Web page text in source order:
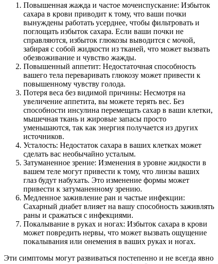
Повышенная жажда и частое мочеиспускание: Избыток
сахара в крови приводит к тому, что ваши почки
вынуждены работать усерднее, чтобы фильтровать и
поглощать избыток сахара. Если ваши почки не
справляются, избыток глюкозы выводится с мочой,
забирая с собой жидкости из тканей, что может вызвать
обезвоживание и чувство жажды.
Повышенный аппетит: Недостаточная способность
вашего тела переваривать глюкозу может привести к
повышенному чувству голода.
Потеря веса без видимой причины: Несмотря на
увеличение аппетита, вы можете терять вес. Без
способности инсулина перемещать сахар в ваши клетки,
мышечная ткань и жировые запасы просто
уменьшаются, так как энергия получается из других
источников.
Усталость: Недостаток сахара в ваших клетках может
сделать вас необычайно усталым.
Затуманенное зрение: Изменения в уровне жидкости в
вашем теле могут привести к тому, что линзы ваших
глаз будут набухать. Это изменение формы может
привести к затуманенному зрению.
Медленное заживление ран и частые инфекции:
Сахарный диабет влияет на вашу способность заживлять
раны и сражаться с инфекциями.
Покалывание в руках и ногах: Избыток сахара в крови
может повредить нервы, что может вызвать ощущение
покалывания или онемения в ваших руках и ногах.
Эти симптомы могут развиваться постепенно и не всегда явно